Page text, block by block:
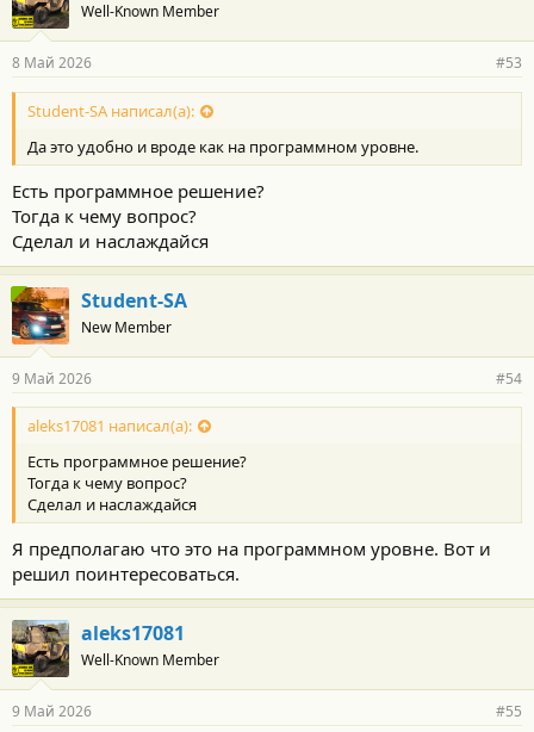
Well-Known Member
8 Май 2026 #53
Student-SA написал(а):
Да это удобно и вроде как на программном уровне.
Есть программное решение?
Тогда к чему вопрос?
Сделал и наслаждайся
Student-SA
New Member
9 Май 2026 #54
aleks17081 написал(а):
Есть программное решение?
Тогда к чему вопрос?
Сделал и наслаждайся
Я предполагаю что это на программном уровне. Вот и
решил поинтересоваться.
aleks17081
Well-Known Member
9 Май 2026 #55